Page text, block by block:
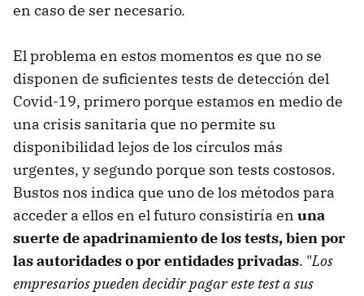
en caso de ser necesario.
El problema en estos momentos es que no se
disponen de suficientes tests de detección del
Covid-19, primero porque estamos en medio de
una crisis sanitaria que no permite su
disponibilidad lejos de los círculos más
urgentes, y segundo porque son tests costosos.
Bustos nos indica que uno de los métodos para
acceder a ellos en el futuro consistiría en una
suerte de apadrinamiento de los tests, bien por
las autoridades o por entidades privadas. "Los
empresarios pueden decidir pagar este test a sus